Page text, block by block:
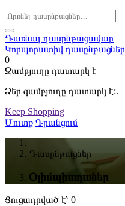
Դառնալ դասընթացավար
Կորպորատիվ դասընթացներ
0
Զամբյուղը դատարկ է
Ձեր զամբյուղը դատարկ է:.
Keep Shopping
Մուտք Գրանցում
Դասընթացներ
Օլիմպիադաներ
Ցուցադրված է՝ 0